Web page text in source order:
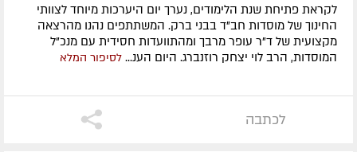
לקראת פתיחת שנת הלימודים, נערך יום היערכות מיוחד לצוותי
החינוך של מוסדות חב"ד בבני ברק. המשתתפים נהנו מהרצאה
מקצועית של ד"ר עופר מרבך ומהתוועדות חסידית עם מנכ"ל
המוסדות, הרב לוי יצחק רוזנברג. היום הענ... לסיפור המלא
לכתבה